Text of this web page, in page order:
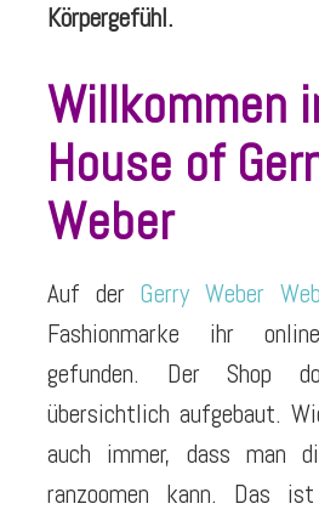
Körpergefühl.
Willkommen
House of
Weber
Auf der Gerry Weber
Fashionmarke ihr
gefunden. Der Shop
übersichtlich aufgebaut.
auch immer, dass man
ranzoomen kann. Das